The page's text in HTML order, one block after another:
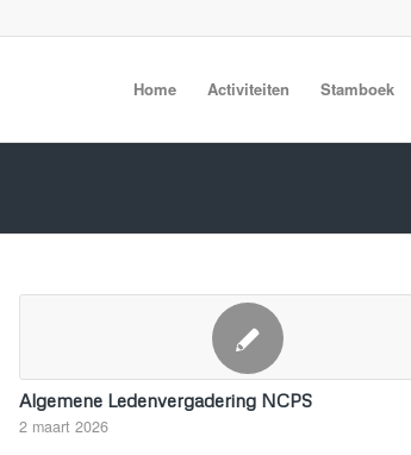
Home Activiteiten Stamboek
Algemene Ledenvergadering NCPS
2 maart 2026